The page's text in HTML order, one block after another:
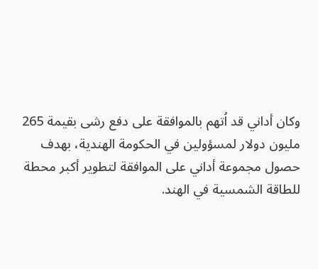
وكان أداني قد اُتهم بالموافقة على دفع رشى بقيمة 265
مليون دولار لمسؤولين في الحكومة الهندية، بهدف
حصول مجموعة أداني على الموافقة لتطوير أكبر محطة
للطاقة الشمسية في الهند.